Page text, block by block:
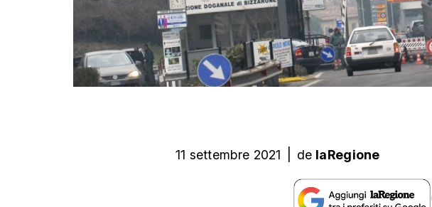
11 settembre 2021 de laRegione